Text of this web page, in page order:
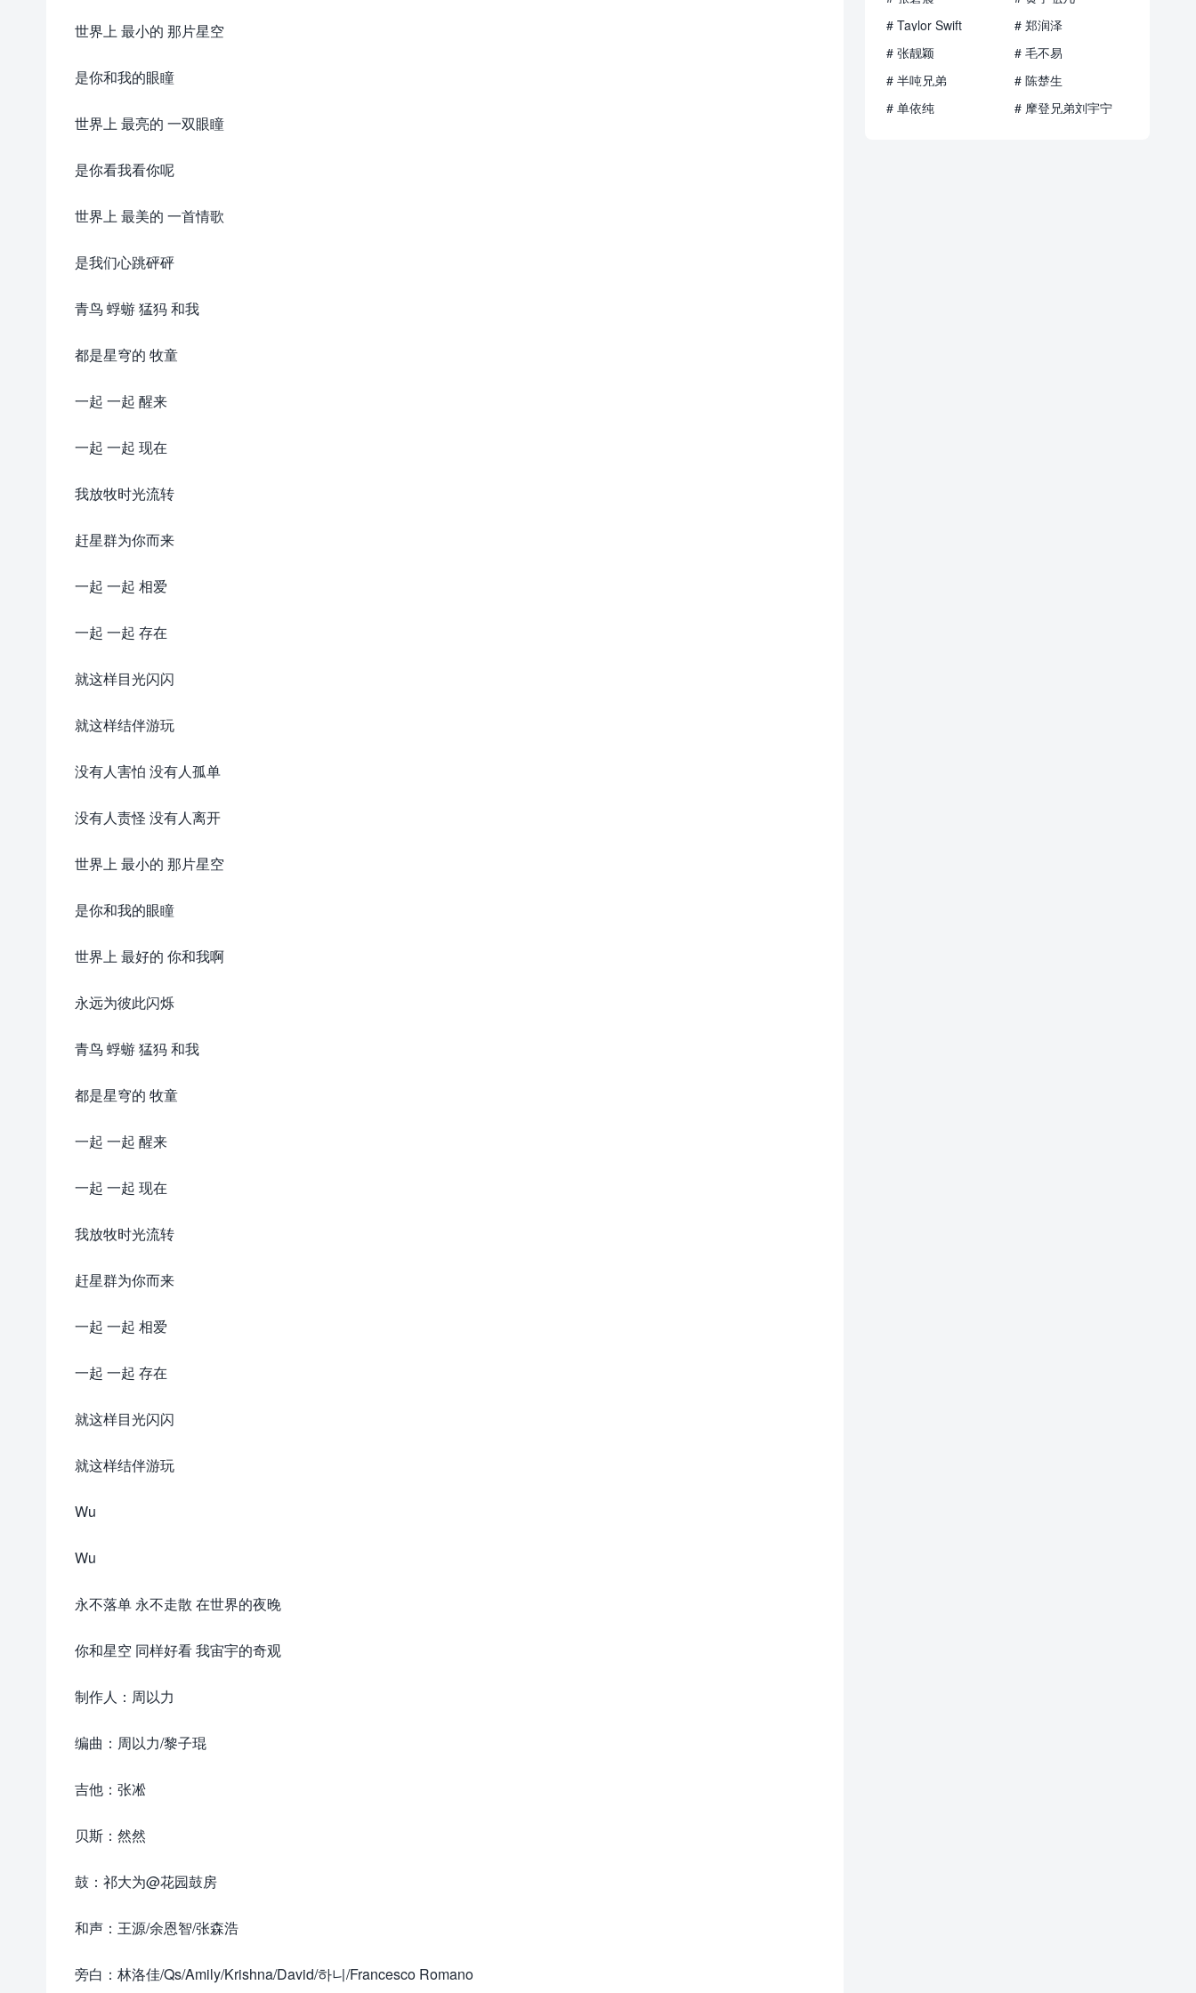
世界上 最小的 那片星空
是你和我的眼瞳
世界上 最亮的 一双眼瞳
是你看我看你呢
世界上 最美的 一首情歌
是我们心跳砰砰
青鸟 蜉蝣 猛犸 和我
都是星穹的 牧童
一起 一起 醒来
一起 一起 现在
我放牧时光流转
赶星群为你而来
一起 一起 相爱
一起 一起 存在
就这样目光闪闪
就这样结伴游玩
没有人害怕 没有人孤单
没有人责怪 没有人离开
世界上 最小的 那片星空
是你和我的眼瞳
世界上 最好的 你和我啊
永远为彼此闪烁
青鸟 蜉蝣 猛犸 和我
都是星穹的 牧童
一起 一起 醒来
一起 一起 现在
我放牧时光流转
赶星群为你而来
一起 一起 相爱
一起 一起 存在
就这样目光闪闪
就这样结伴游玩
Wu
Wu
永不落单 永不走散 在世界的夜晚
你和星空 同样好看 我宙宇的奇观
制作人：周以力
编曲：周以力/黎子琨
吉他：张凇
贝斯：然然
鼓：祁大为@花园鼓房
和声：王源/余恩智/张森浩
旁白：林洛佳/Qs/Amily/Krishna/David/하니/Francesco Romano
# Taylor Swift
# 郑润泽
# 张靓颖
# 毛不易
# 半吨兄弟
# 陈楚生
# 单依纯
# 摩登兄弟刘宇宁